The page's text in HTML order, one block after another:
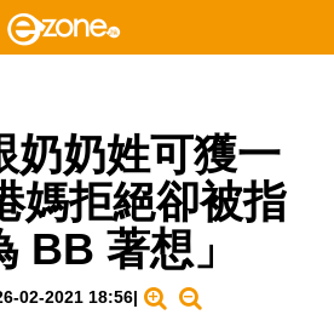
奶奶姓可獲一
媽拒絕卻被指
BB 著想」
02-2021 18:56|